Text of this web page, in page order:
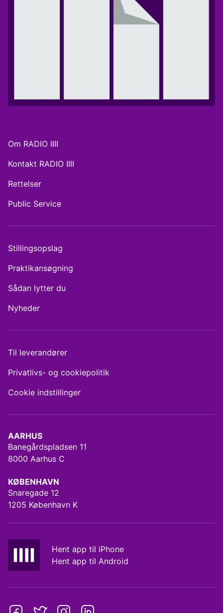
AARHUS
Banegårdspladsen 11
8000 Aarhus C
KØBENHAVN
Snaregade 12
1205 København K
Hent app til iPhone
Hent app til Android
Om RADIO IIII
Kontakt RADIO IIII
Rettelser
Public Service
Stillingsopslag
Praktikansøgning
Sådan lytter du
Nyheder
Til leverandører
Privatlivs- og cookiepolitik
Cookie indstillinger